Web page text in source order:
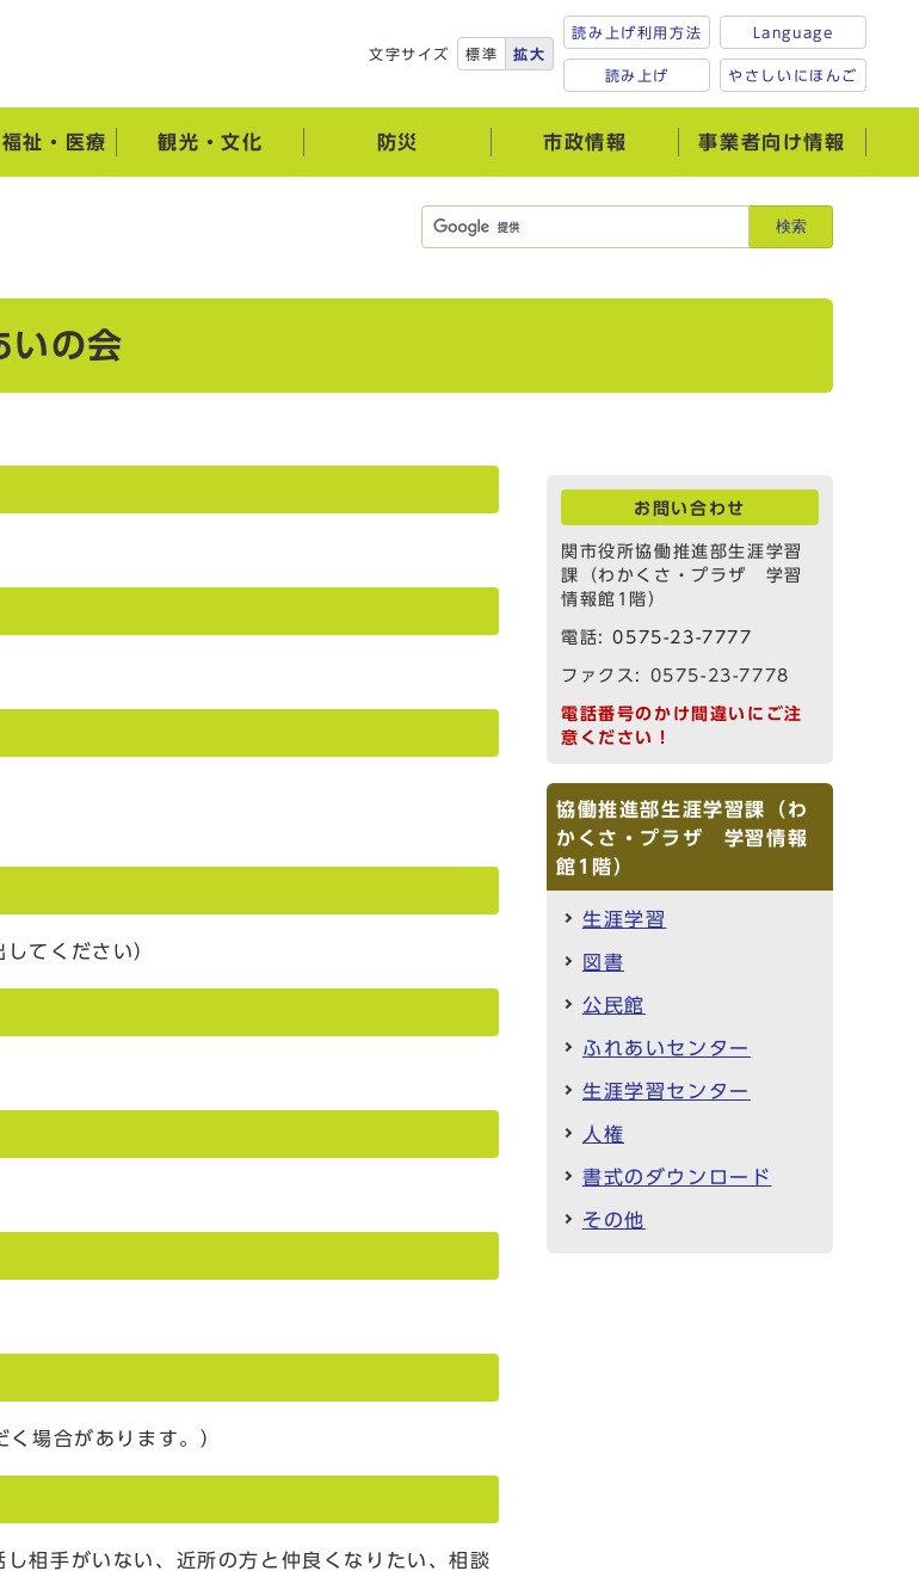
文字サイズ 標準 拡大
読み上げ利用方法
読み上げ
Language
やさしいにほんご
祉・医療 観光・文化 防災 市政情報 事業者向け情報
検索
の会
てください）
場合があります。）
相手がいない、近所の方と仲良くなりたい、相談
お問い合わせ
関市役所協働推進部生涯学習
課（わかくさ・プラザ 学習
情報館1階）
電話:0575-23-7777
ファクス: 0575-23-7778
電話番号のかけ間違いにご注
意ください！
協働推進部生涯学習課（わ
かくさ・プラザ 学習情報
館1階）
生涯学習
図書
公民館
ふれあいセンター
生涯学習センター
人権
書式のダウンロード
その他